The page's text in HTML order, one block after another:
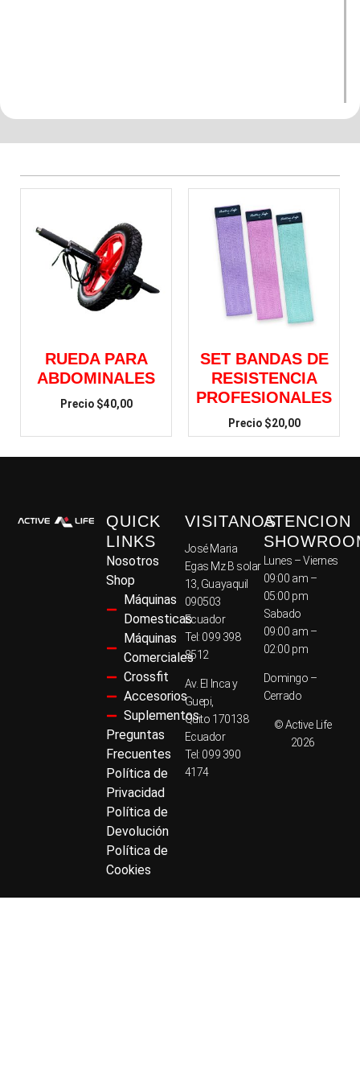
RUEDA PARA
ABDOMINALES
$40,00
SET BANDAS DE
RESISTENCIA
PROFESIONALES
$20,00
QUICK
LINKS
Nosotros
Shop
Máquinas
Domesticas
Máquinas
Comerciales
Crossfit
Accesorios
Suplementos
Preguntas
Frecuentes
Política de
Privacidad
Política de
Devolución
Política de
Cookies
VISITANOS
José Maria
Egas Mz B solar
13, Guayaquil
090503
Ecuador
Tel: 099 398
8512
Av. El Inca y
Guepi,
Quito 170138
Ecuador
Tel: 099 390
4174
ATENCION
Lunes – Viernes
09:00 am –
05:00 pm
Sabado
09:00 am –
02:00 pm
Domingo –
Cerrado
© Active Life
2026